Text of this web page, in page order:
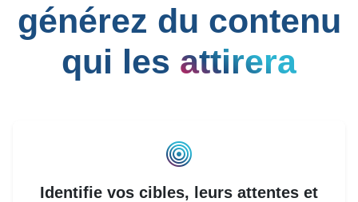
générez du contenu
qui les attirera
Identifie vos cibles, leurs attentes et